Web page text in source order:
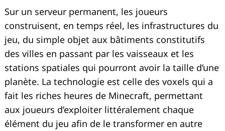
Sur un serveur permanent, les joueurs
construisent, en temps réel, les infrastructures du
jeu, du simple objet aux bâtiments constitutifs
des villes en passant par les vaisseaux et les
stations spatiales qui pourront avoir la taille d’une
planète. La technologie est celle des voxels qui a
fait les riches heures de Minecraft, permettant
aux joueurs d’exploiter littéralement chaque
élément du jeu afin de le transformer en autre